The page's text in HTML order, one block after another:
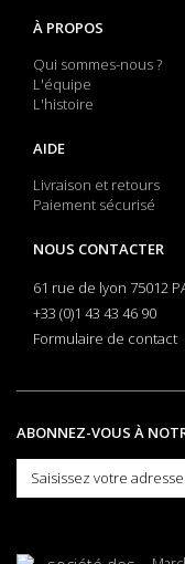
À PROPOS
Qui sommes-nous ?
L'équipe
L'histoire
AIDE
Livraison et retours
Paiement sécurisé
NOUS CONTACTER
61 rue de lyon 75012
+33 (0)1 43 43 46 90
Formulaire de contact
ABONNEZ-VOUS À